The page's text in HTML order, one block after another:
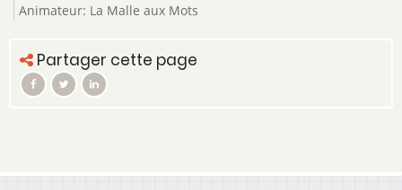
Animateur: La Malle aux Mots
Partager cette page